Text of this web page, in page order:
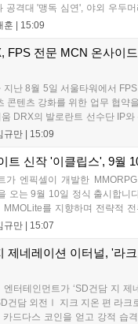
공격대 '맹독 심연', 야외 우두
니다. 개발진은 하우징 시스템
....
훈 | 15:09
FPS 전문 MCN 온사이
지난 8월 5일 서울타워에서
콘텐츠 강화를 위한 업무 협약
DRX의 발로란트 선수단 IP
를 결합하여 정규 및 특별 콘
프로그램을 순차적으로 선보
규만 | 15:09
트 신작 '이클립스', 9월
가 엔픽셀이 개발한
오는 9월 10일 정식 출시합니
MMOLite를 지향하며 전략적
다. 현재 공식 홈페이지와 앱
카오톡 채널 추가 시 주차별 스
트 등 풍성한 혜택을 마련해 이
....
규만 | 15:07
제네레이션 이터널, '라
터테인먼트가 ‘SD건담 지 제
건담 외전Ⅰ 지크 지온 편 라크
카드다스 코인을 얻고 강적 습